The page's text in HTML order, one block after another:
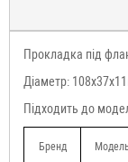
Прокладка під
Діаметр:
Підходить до
Бренд